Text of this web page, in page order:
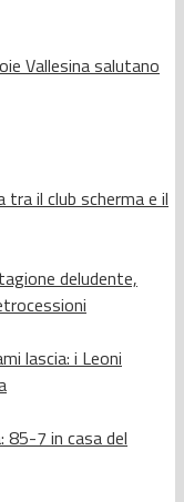
Vallesina salutano
il club scherma e il
deludente,
lascia: i Leoni
7 in casa del